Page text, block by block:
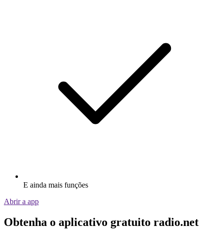
E ainda mais funções
Abrir a app
Obtenha o aplicativo gratuito radio.net